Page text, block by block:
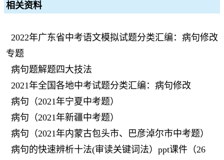
相关资料
2022年广东省中考语文模拟试题分类汇编：病句修改
专题
病句题解题四大技法
2021年全国各地中考试题分类汇编：病句修改
病句（2021年宁夏中考题）
病句（2021年新疆中考题）
病句（2021年内蒙古包头市、巴彦淖尔市中考题）
病句的快速辨析十法(审读关键词法）ppt课件（26